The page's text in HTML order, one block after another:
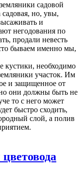
садовой
но, увы,
и
негодования по
продали невесть
бываем именно мы,
кустики, необходимо
участок. Им
и защищенное от
они должны быть не
то с него может
быстро сходить,
слой, а полив